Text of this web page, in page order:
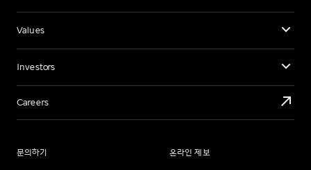
Values
Investors
Careers
문의하기 온라인 제보